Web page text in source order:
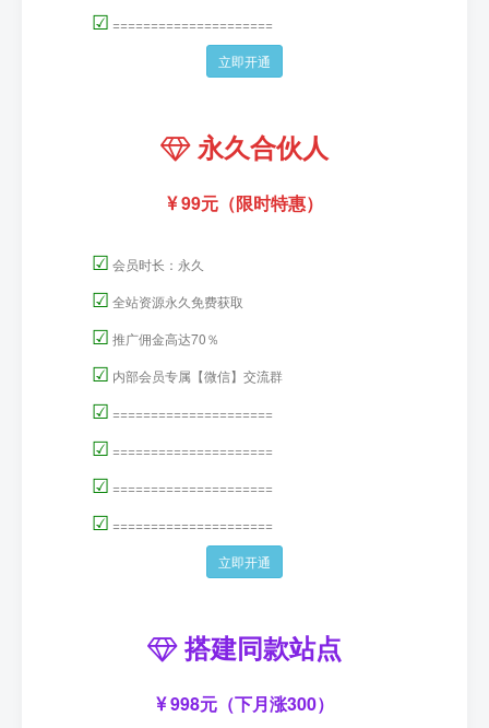
☑ =====================
立即开通
永久合伙人
99元（限时特惠）
☑ 会员时长：永久
☑ 全站资源永久免费获取
☑ 推广佣金高达70％
☑ 内部会员专属【微信】交流群
☑ =====================
☑ =====================
☑ =====================
☑ =====================
立即开通
搭建同款站点
998元（下月涨300）